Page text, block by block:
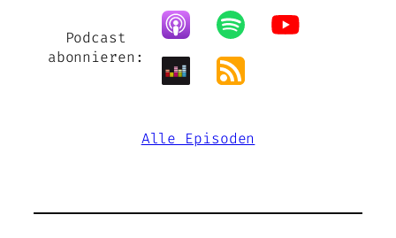
Podcast
abonnieren:
Alle Episoden